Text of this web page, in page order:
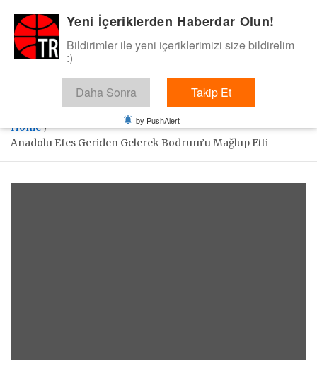
content
BasketTR
Sol dip çizgiden bir basket de bizden gelsin dedik.
Home
Anadolu Efes Geriden Gelerek Bodrum’u Mağlup Etti
Yeni İçeriklerden Haberdar Olun!
Bildirimler ile yeni içeriklerimizi size bildirelim
:)
Daha Sonra Takip Et
by PushAlert